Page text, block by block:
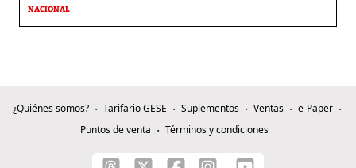
NACIONAL
¿Quiénes somos? Tarifario GESE Suplementos Ventas
e-Paper
Puntos de venta
Términos y condiciones